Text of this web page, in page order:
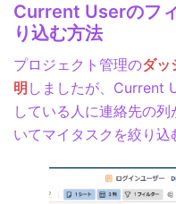
Current Userのフ
り込む方法
プロジェクト管理のダッ
明 しましたが、Current
している人に連絡先の
いてマイタスクを絞り込